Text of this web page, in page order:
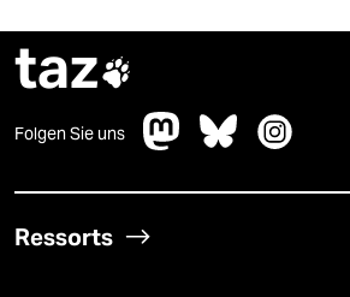
taz
Folgen Sie uns
Ressorts